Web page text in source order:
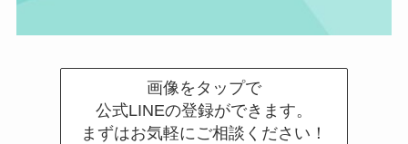
画像をタップで
公式LINEの登録ができます。
まずはお気軽にご相談ください！